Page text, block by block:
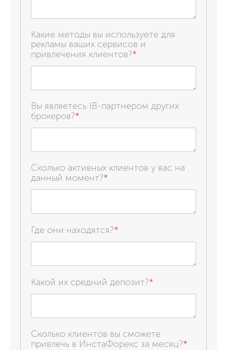
Какие методы вы используете для
рекламы ваших сервисов и
привлечения клиентов?*
Вы являетесь IB-партнером других
брокеров?*
Сколько активных клиентов у вас на
данный момент?*
Где они находятся?*
Какой их средний депозит?*
Сколько клиентов вы сможете
привлечь в ИнстаФорекс за месяц?*